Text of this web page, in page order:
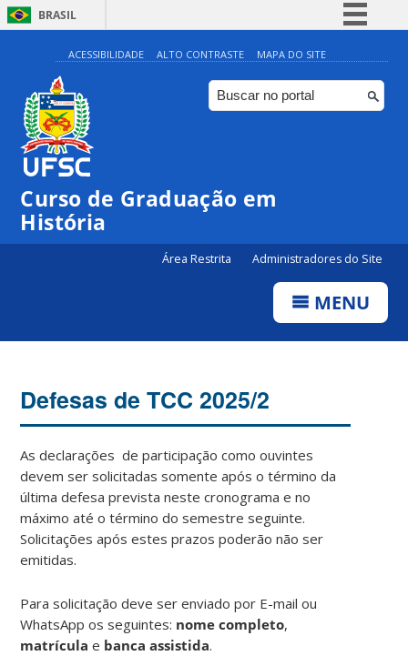
BRASIL
Simplifique!
Comunica BR
Participe
Canais
ACESSIBILIDADE ALTO CONTRASTE MAPA DO SITE
Curso de Graduação em
História
Área Restrita Administradores do Site
MENU
Defesas de TCC 2025/2
As declarações de participação como ouvintes
devem ser solicitadas somente após o término da
última defesa prevista neste cronograma e no
máximo até o término do semestre seguinte.
Solicitações após estes prazos poderão não ser
emitidas.
Para solicitação deve ser enviado por E-mail ou
WhatsApp os seguintes: nome completo,
matrículae banca assistida.